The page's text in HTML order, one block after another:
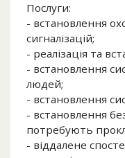
Послуги:
- встановлення
сигналізацій;
- реалізація та
- встановлення
людей;
- встановлення
- встановлення
потребують
- віддалене